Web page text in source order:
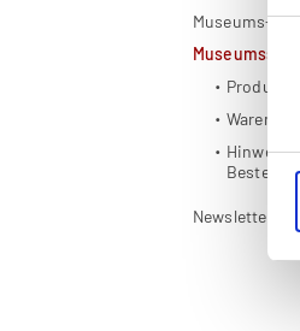
Museums-
Museumsshop
Produkte
Warenkorb
Hinweise
Newsletter